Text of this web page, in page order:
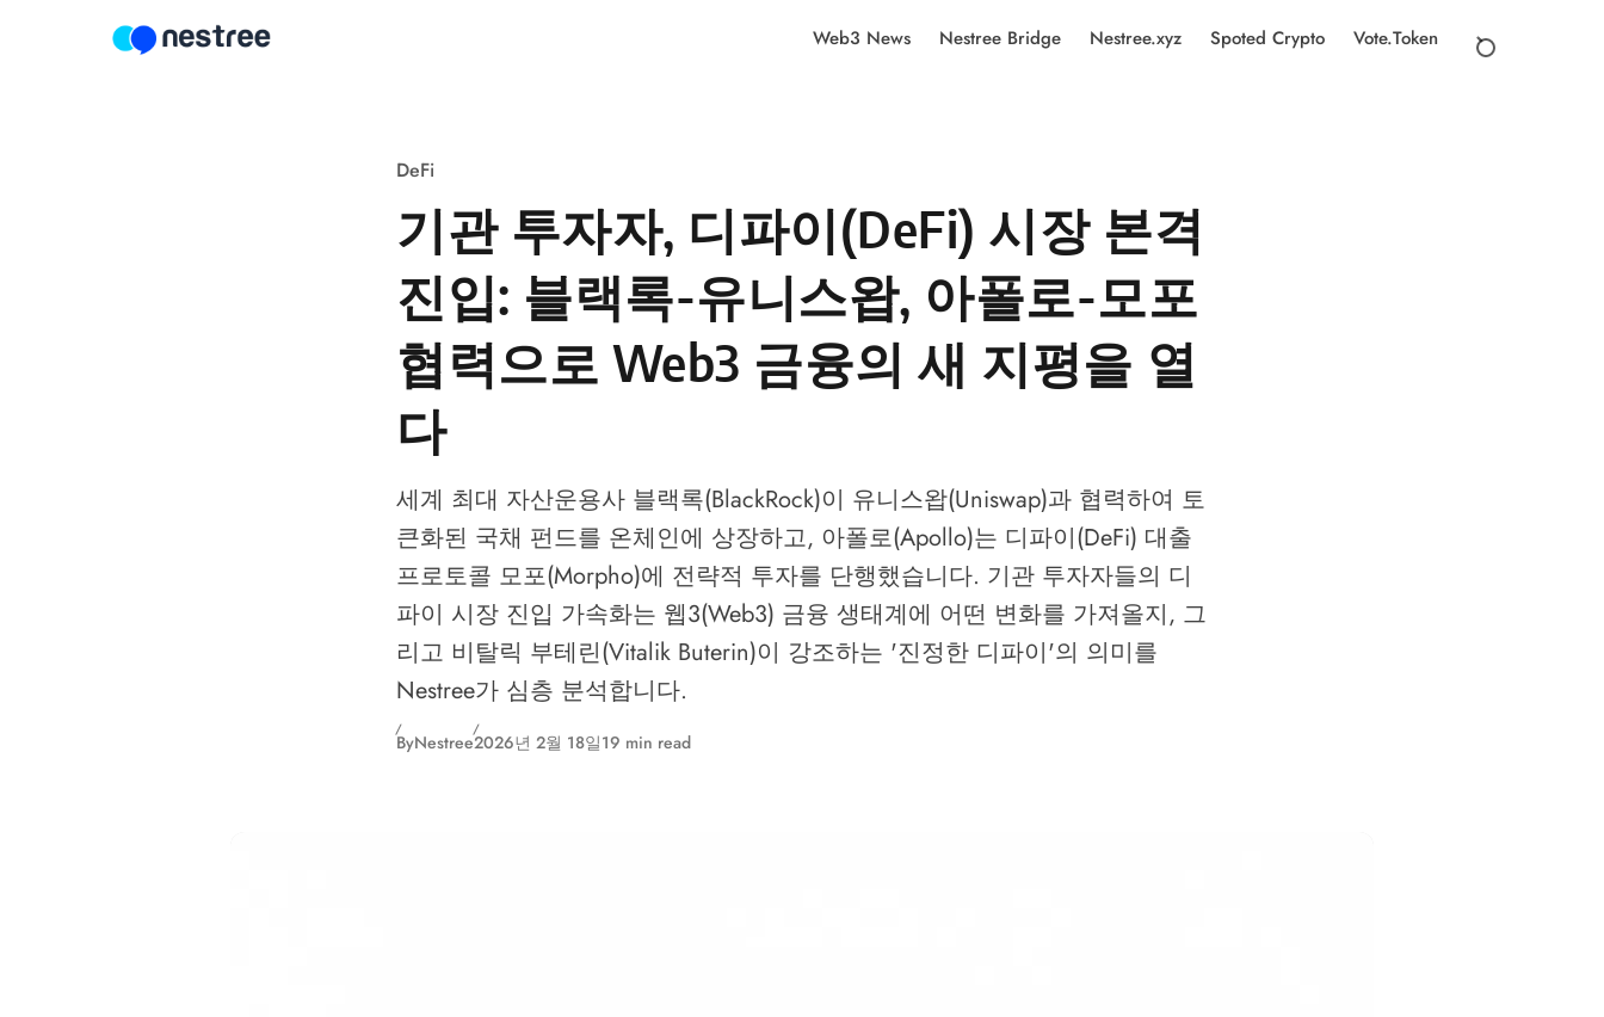
Web3 News Nestree Bridge Nestree.xyz Spoted Crypto Vote.Token
DeFi
기관 투자자, 디파이(DeFi) 시장 본격
진입: 블랙록-유니스왑, 아폴로-모포
협력으로 Web3 금융의 새 지평을 열
다
세계 최대 자산운용사 블랙록(BlackRock)이 유니스왑(Uniswap)과 협력하여 토
큰화된 국채 펀드를 온체인에 상장하고, 아폴로(Apollo)는 디파이(DeFi) 대출
프로토콜 모포(Morpho)에 전략적 투자를 단행했습니다. 기관 투자자들의 디
파이 시장 진입 가속화는 웹3(Web3) 금융 생태계에 어떤 변화를 가져올지, 그
리고 비탈릭 부테린(Vitalik Buterin)이 강조하는 '진정한 디파이'의 의미를
Nestree가 심층 분석합니다.
ByNestree2026년 2월 18일19 min read